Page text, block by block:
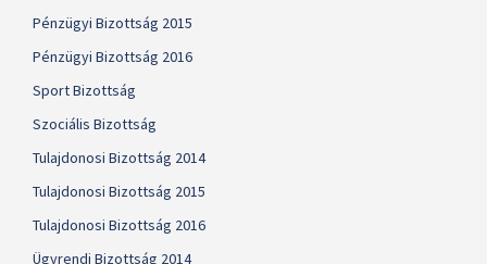
Pénzügyi Bizottság 2015
Pénzügyi Bizottság 2016
Sport Bizottság
Szociális Bizottság
Tulajdonosi Bizottság 2014
Tulajdonosi Bizottság 2015
Tulajdonosi Bizottság 2016
Ügyrendi Bizottság 2014